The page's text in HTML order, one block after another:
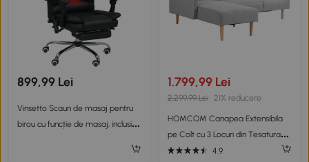
899,99 Lei
Vinsetto Scaun de masaj pentru
birou cu funcție de masaj, inclusiv
înălțime, 64 cm x 70 cm x 118 cm,
1.799,99 Lei
2.299,99 Lei 21% reducere
HOMCOM Canapea Extensibila
pe Colt cu 3 Locuri din Tesatura
Gri Reglabila Stil Scandinav
4.9